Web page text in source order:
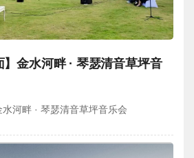
】金水河畔 · 琴瑟清音草坪音
水河畔 · 琴瑟清音草坪音乐会